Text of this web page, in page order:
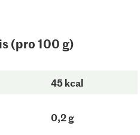
(pro 100 g)
45 kcal
0,2 g